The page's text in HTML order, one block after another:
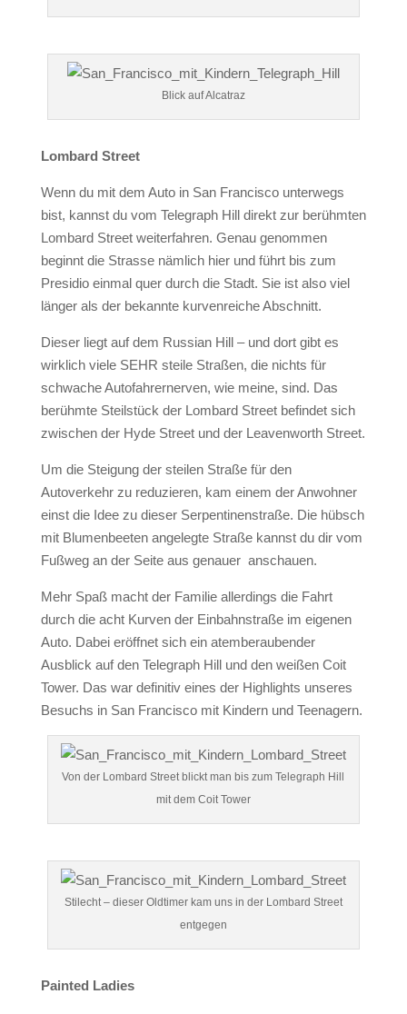
Blick auf Alcatraz
Lombard Street
Wenn du mit dem Auto in San Francisco unterwegs
bist, kannst du vom Telegraph Hill direkt zur berühmten
Lombard Street weiterfahren. Genau genommen
beginnt die Strasse nämlich hier und führt bis zum
Presidio einmal quer durch die Stadt. Sie ist also viel
länger als der bekannte kurvenreiche Abschnitt.
Dieser liegt auf dem Russian Hill – und dort gibt es
wirklich viele SEHR steile Straßen, die nichts für
schwache Autofahrernerven, wie meine, sind. Das
berühmte Steilstück der Lombard Street befindet sich
zwischen der Hyde Street und der Leavenworth Street.
Um die Steigung der steilen Straße für den
Autoverkehr zu reduzieren, kam einem der Anwohner
einst die Idee zu dieser Serpentinenstraße. Die hübsch
mit Blumenbeeten angelegte Straße kannst du dir vom
Fußweg an der Seite aus genauer anschauen.
Mehr Spaß macht der Familie allerdings die Fahrt
durch die acht Kurven der Einbahnstraße im eigenen
Auto. Dabei eröffnet sich ein atemberaubender
Ausblick auf den Telegraph Hill und den weißen Coit
Tower. Das war definitiv eines der Highlights unseres
Besuchs in San Francisco mit Kindern und Teenagern.
Von der Lombard Street blickt man bis zum Telegraph Hill
mit dem Coit Tower
Stilecht – dieser Oldtimer kam uns in der Lombard Street
entgegen
Painted Ladies